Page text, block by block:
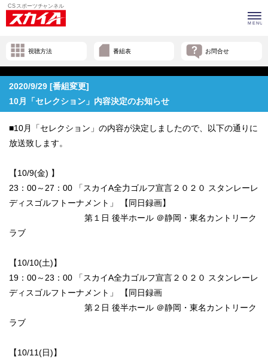
視聴方法 番組表 お問合せ
2020/9/29 [番組変更]
10月「セレクション」内容決定のお知らせ
■10月「セレクション」の内容が決定しましたので、以下の通りに
放送致します。
【10/9(金) 】
23：00～27：00 「スカイA全力ゴルフ宣言２０２０ スタンレーレ
ディスゴルフトーナメント」 【同日録画】
第１日 後半ホール ＠静岡・東名カントリーク
ラブ
【10/10(土)】
19：00～23：00 「スカイA全力ゴルフ宣言２０２０ スタンレーレ
ディスゴルフトーナメント」 【同日録画
第２日 後半ホール ＠静岡・東名カントリーク
ラブ
【10/11(日)】